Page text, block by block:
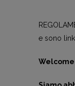
e sono